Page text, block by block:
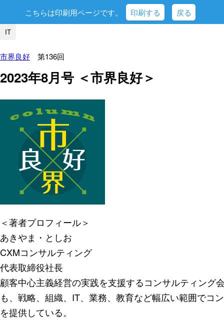
こちらは印刷用ページです。 印刷する 戻る
IT
市界良好 第136回
2023年8月号 ＜市界良好＞
＜著者プロフィール＞
あきやま・としお
CXMコンサルティング
代表取締役社長
顧客中心主義経営の実践を支援するコンサルティング
も、戦略、組織、IT、業務、教育など幅広い範囲でコ
を提供している。